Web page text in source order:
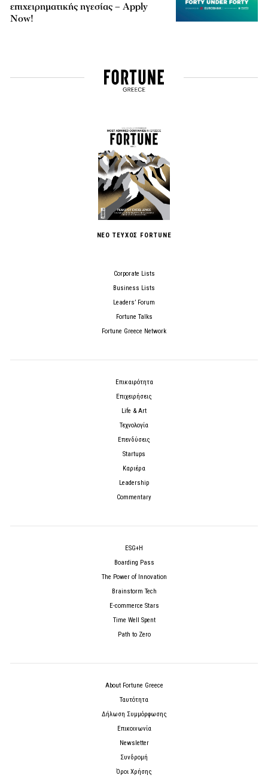
επιχειρηματικής ηγεσίας – Apply
Now!
ΝΕΟ ΤΕΥΧΟΣ FORTUNE
Corporate Lists
Business Lists
Leaders’ Forum
Fortune Talks
Fortune Greece Network
Επικαιρότητα
Επιχειρήσεις
Life & Art
Τεχνολογία
Επενδύσεις
Startups
Καριέρα
Leadership
Commentary
ESG+H
Boarding Pass
The Power of Innovation
Brainstorm Tech
E-commerce Stars
Time Well Spent
Path to Zero
About Fortune Greece
Ταυτότητα
Δήλωση Συμμόρφωσης
Επικοινωνία
Newsletter
Συνδρομή
Όροι Χρήσης